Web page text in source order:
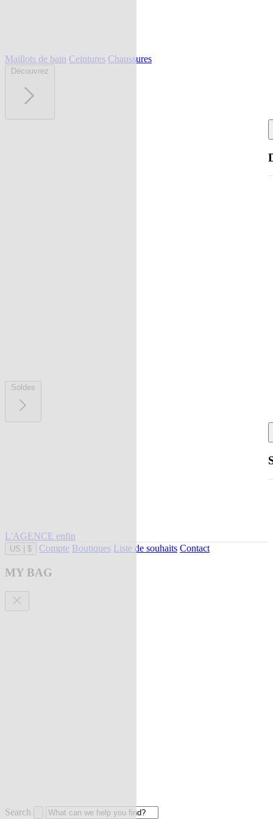
Maillots de bain Ceintures Chaussures
Découvrez
Soldes
L'AGENCE enfin
US $ Compte Boutiques Liste de souhaits Contact
MY BAG
Search